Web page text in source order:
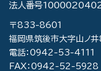
法人番号
〒833-8601
福岡県筑後市大字山ノ
電話：0942-53-4111
FAX：0942-52-5928